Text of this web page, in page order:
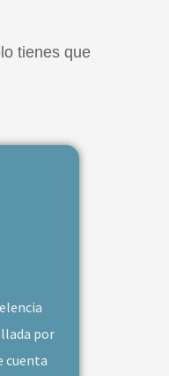
tienes que
por
cuenta